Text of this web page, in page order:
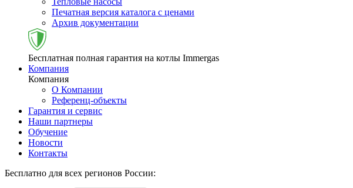
Печатная версия каталога с ценами
Архив документации
Бесплатная полная гарантия на котлы Immergas
Компания
Компания
О Компании
Референц-объекты
Гарантия и сервис
Наши партнеры
Обучение
Новости
Контакты
Бесплатно для всех регионов России: